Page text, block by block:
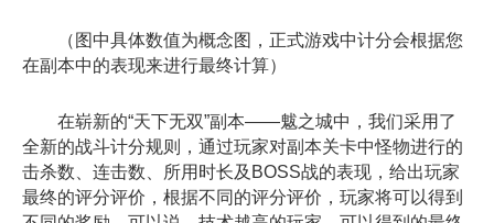
（图中具体数值为概念图，正式游戏中计分会根据您
在副本中的表现来进行最终计算）
在崭新的“天下无双”副本——魃之城中，我们采用了
全新的战斗计分规则，通过玩家对副本关卡中怪物进行的
击杀数、连击数、所用时长及BOSS战的表现，给出玩家
最终的评分评价，根据不同的评分评价，玩家将可以得到